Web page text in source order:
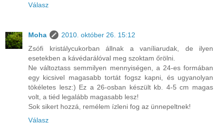
Válasz
Moha
2010. október 26. 15:12
Zsófi kristálycukorban állnak a vaníliarudak, de ilyen
esetekben a kávédarálóval meg szoktam őrölni.
Ne változtass semmilyen mennyiségen, a 24-es formában
egy kicsivel magasabb tortát fogsz kapni, és ugyanolyan
tökéletes lesz:) Ez a 26-osban készült kb. 4-5 cm magas
volt, a tiéd legalább magasabb lesz!
Sok sikert hozzá, remélem ízleni fog az ünnepeltnek!
Válasz